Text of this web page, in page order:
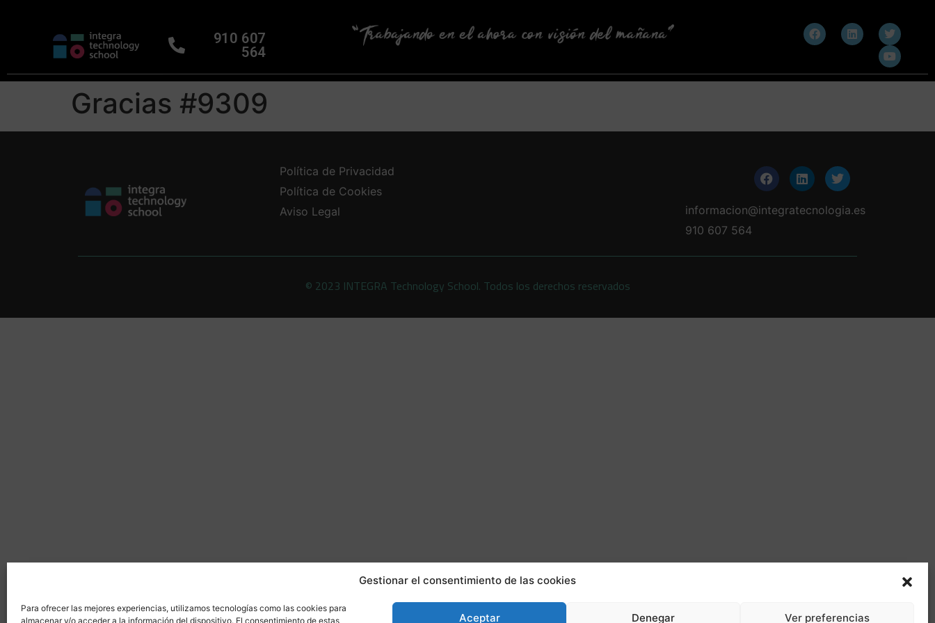
Gestionar el consentimiento de las cookies
Para ofrecer las mejores experiencias, utilizamos tecnologías como las cookies para
almacenar y/o acceder a la información del dispositivo. El consentimiento de estas
Aceptar Denegar Ver preferencias
910 607
564
Gracias #9309
Política de Privacidad
Política de Cookies
Aviso Legal
informacion@integratecnologia.es
910 607 564
© 2023 INTEGRA Technology School. Todos los derechos reservados